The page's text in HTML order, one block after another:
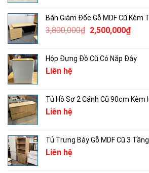
3,780,000₫.là:
Bàn Giám Đốc Gỗ MDF Cũ Kèm
3,800,000₫ Giá
3,800,000₫.
2,500,000₫Giá
là:
Hộp Đựng Đồ Cũ Có Nắp Đậy
Liên hệ
Tủ Hồ Sơ 2 Cánh Cũ 90cm Kèm
Liên hệ
Tủ Trưng Bày Gỗ MDF Cũ 3 Tầng
Liên hệ